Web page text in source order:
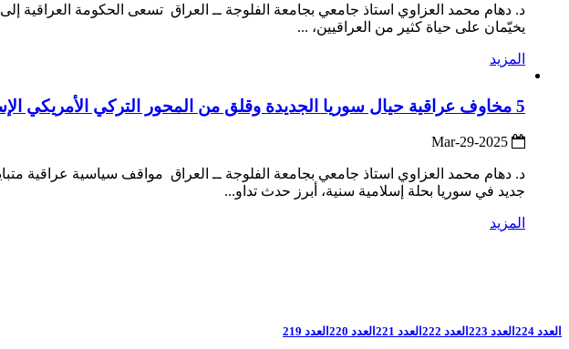
د. دهام محمد العزاوي استاذ جامعي بجامعة الفلوجة ــ العراق تسعى الحكومة العراقية
يخيّمان على حياة كثير من العراقيين، ...
المزيد
5 مخاوف عراقية حيال سوريا الجديدة وقلق من المحور التركي الأمريكي الإسرائيلي
جديد في سوريا بحلة إسلامية سنية، أبرز حدث تداو...
المزيد
العدد 224 العدد 223 العدد 222 العدد 221 العدد 220 العدد 219